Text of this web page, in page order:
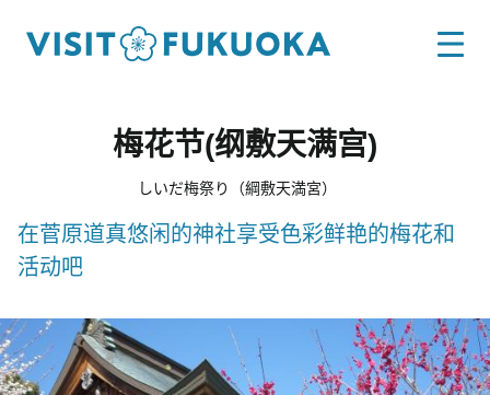
梅花节(纲敷天满宫)
しいだ梅祭り（綱敷天満宮）
在菅原道真悠闲的神社享受色彩鲜艳的梅花和
活动吧